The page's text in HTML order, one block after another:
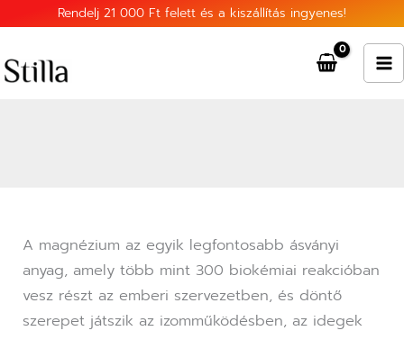
content
Rendelj 21 000 Ft felett és a kiszállítás ingyenes!
A magnézium az egyik legfontosabb ásványi
anyag, amely több mint 300 biokémiai reakcióban
vesz részt az emberi szervezetben, és döntő
szerepet játszik az izomműködésben, az idegek